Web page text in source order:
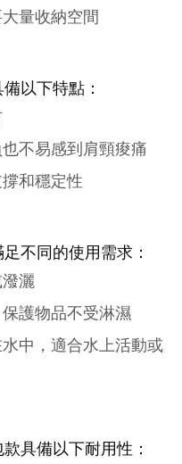
量收納空間
以下特點：
不易感到肩頸痠痛
和穩定性
不同的使用需求：
灑
護物品不受淋濕
中，適合水上活動或
具備以下耐用性：